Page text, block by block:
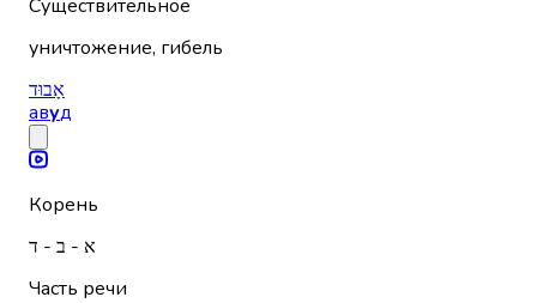
Существительное
уничтожение, гибель
אָבוּד
авуд
Корень
א - ב - ד
Часть речи